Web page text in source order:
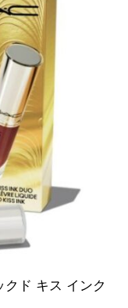
クド キス インク